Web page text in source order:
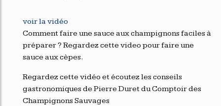
voir la vidéo
Comment faire une sauce aux champignons faciles à
préparer ? Regardez cette video pour faire une
sauce aux cèpes.
Regardez cette vidéo et écoutez les conseils
gastronomiques de Pierre Duret du Comptoir des
Champignons Sauvages